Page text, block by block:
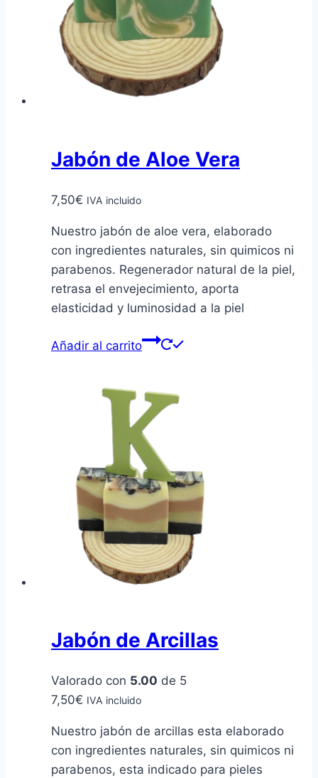
Jabón de Aloe Vera
7,50€ IVA incluido
Nuestro jabón de aloe vera, elaborado
con ingredientes naturales, sin quimicos ni
parabenos. Regenerador natural de la piel,
retrasa el envejecimiento, aporta
elasticidad y luminosidad a la piel
Añadir al carrito
Jabón de Arcillas
Valorado con 5.00 de 5
7,50€ IVA incluido
Nuestro jabón de arcillas esta elaborado
con ingredientes naturales, sin quimicos ni
parabenos, esta indicado para pieles